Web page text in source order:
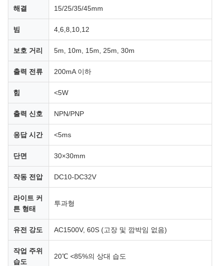
해결 15/25/35/45mm
빔 4,6,8,10,12
보호 거리 5m, 10m, 15m, 25m, 30m
출력 전류 200mA 이하
힘 <5W
출력 신호 NPN/PNP
응답 시간 <5ms
단면 30×30mm
작동 전압 DC10-DC32V
라이트 커
튼 형태
투과형
유전 강도 AC1500V, 60S (고장 및 깜박임 없음)
작업 주위
습도
20℃ <85%의 상대 습도